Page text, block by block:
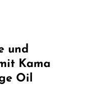
und
Kama
Oil